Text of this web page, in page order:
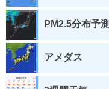
PM2.5分布予測
アメダス